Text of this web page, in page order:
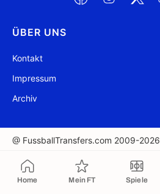
Home Mein FT Spiele
ÜBER UNS
Kontakt
Impressum
Archiv
@ FussballTransfers.com 2009-2026
In die Zwischenablage kopiert